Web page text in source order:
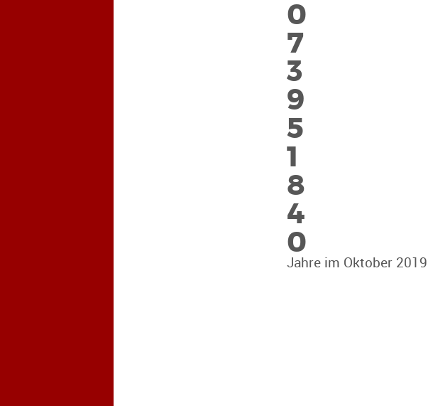
0
7
3
9
5
1
8
4
0
Jahre im Oktober 2019